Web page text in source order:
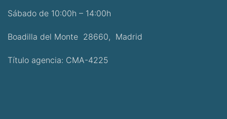
Sábado de 10:00h – 14:00h
Boadilla del Monte 28660, Madrid
Título agencia: CMA-4225